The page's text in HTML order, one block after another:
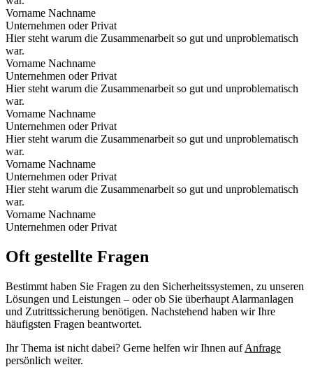
Vorname Nachname
Unternehmen oder Privat
Hier steht warum die Zusammenarbeit so gut und unproblematisch
war.
Vorname Nachname
Unternehmen oder Privat
Hier steht warum die Zusammenarbeit so gut und unproblematisch
war.
Vorname Nachname
Unternehmen oder Privat
Hier steht warum die Zusammenarbeit so gut und unproblematisch
war.
Vorname Nachname
Unternehmen oder Privat
Hier steht warum die Zusammenarbeit so gut und unproblematisch
war.
Vorname Nachname
Unternehmen oder Privat
Oft gestellte Fragen
Bestimmt haben Sie Fragen zu den Sicherheitssystemen, zu unseren
Lösungen und Leistungen – oder ob Sie überhaupt Alarmanlagen
und Zutrittssicherung benötigen. Nachstehend haben wir Ihre
häufigsten Fragen beantwortet.
Ihr Thema ist nicht dabei? Gerne helfen wir Ihnen aufAnfrage
persönlich weiter.